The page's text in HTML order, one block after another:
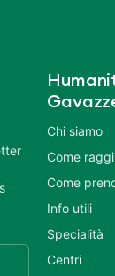
Chi siamo
Come
Come
Info utili
Specialità
Centri